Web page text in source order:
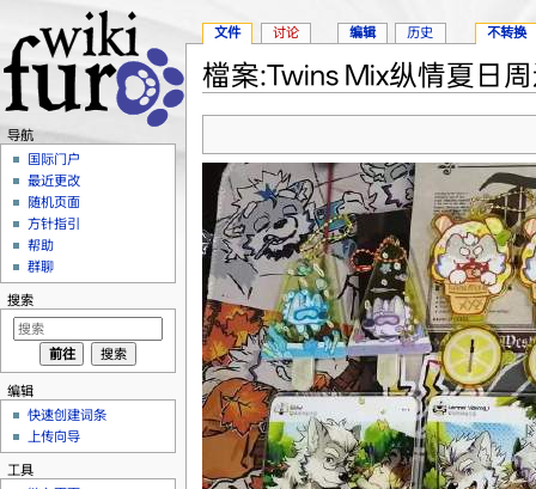
檔案:Twins Mix纵情夏日
文件 讨论 编辑 历史 不转换
导航
国际门户
最近更改
随机页面
方针指引
帮助
群聊
搜索
编辑
快速创建词条
上传向导
工具